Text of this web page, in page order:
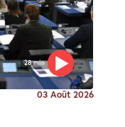
28 min
03 Août 2026